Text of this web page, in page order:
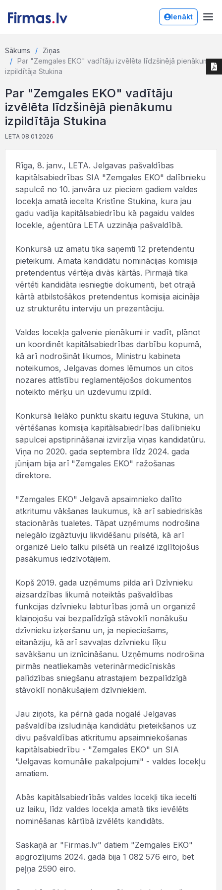
Ienākt
Sākums
Ziņas
Par "Zemgales EKO" vadītāju izvēlēta līdzšinējā pienākumu
izpildītāja Stukina
Par "Zemgales EKO" vadītāju
izvēlēta līdzšinējā pienākumu
izpildītāja Stukina
LETA 08.01.2026
Rīga, 8. janv., LETA. Jelgavas pašvaldības
kapitālsabiedrības SIA "Zemgales EKO" dalībnieku
sapulcē no 10. janvāra uz pieciem gadiem valdes
locekļa amatā iecelta Kristīne Stukina, kura jau
gadu vadīja kapitālsabiedrību kā pagaidu valdes
locekle, aģentūra LETA uzzināja pašvaldībā.
Konkursā uz amatu tika saņemti 12 pretendentu
pieteikumi. Amata kandidātu nominācijas komisija
pretendentus vērtēja divās kārtās. Pirmajā tika
vērtēti kandidāta iesniegtie dokumenti, bet otrajā
kārtā atbilstošākos pretendentus komisija aicināja
uz strukturētu interviju un prezentāciju.
Valdes locekļa galvenie pienākumi ir vadīt, plānot
un koordinēt kapitālsabiedrības darbību kopumā,
kā arī nodrošināt likumos, Ministru kabineta
noteikumos, Jelgavas domes lēmumos un citos
nozares attīstību reglamentējošos dokumentos
noteikto mērķu un uzdevumu izpildi.
Konkursā lielāko punktu skaitu ieguva Stukina, un
vērtēšanas komisija kapitālsabiedrības dalībnieku
sapulcei apstiprināšanai izvirzīja viņas kandidatūru.
Viņa no 2020. gada septembra līdz 2024. gada
jūnijam bija arī "Zemgales EKO" ražošanas
direktore.
"Zemgales EKO" Jelgavā apsaimnieko dalīto
atkritumu vākšanas laukumus, kā arī sabiedriskās
stacionārās tualetes. Tāpat uzņēmums nodrošina
nelegālo izgāztuvju likvidēšanu pilsētā, kā arī
organizē Lielo talku pilsētā un realizē izglītojošus
pasākumus iedzīvotājiem.
Kopš 2019. gada uzņēmums pilda arī Dzīvnieku
aizsardzības likumā noteiktās pašvaldības
funkcijas dzīvnieku labturības jomā un organizē
klaiņojošu vai bezpalīdzīgā stāvoklī nonākušu
dzīvnieku izķeršanu un, ja nepieciešams,
eitanāziju, kā arī savvaļas dzīvnieku līķu
savākšanu un iznīcināšanu. Uzņēmums nodrošina
pirmās neatliekamās veterinārmedicīniskās
palīdzības sniegšanu atrastajiem bezpalīdzīgā
stāvoklī nonākušajiem dzīvniekiem.
Jau ziņots, ka pērnā gada nogalē Jelgavas
pašvaldība izsludināja kandidātu pieteikšanos uz
divu pašvaldības atkritumu apsaimniekošanas
kapitālsabiedrību - "Zemgales EKO" un SIA
"Jelgavas komunālie pakalpojumi" - valdes locekļu
amatiem.
Abās kapitālsabiedrībās valdes locekļi tika iecelti
uz laiku, līdz valdes locekļa amatā tiks ievēlēts
nominēšanas kārtībā izvēlēts kandidāts.
Saskaņā ar "Firmas.lv" datiem "Zemgales EKO"
apgrozījums 2024. gadā bija 1 082 576 eiro, bet
peļņa 2590 eiro.